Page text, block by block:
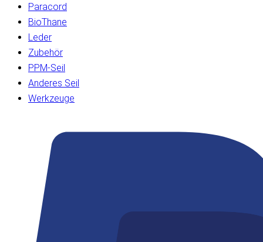
Paracord
BioThane
Leder
Zubehör
PPM-Seil
Anderes Seil
Werkzeuge